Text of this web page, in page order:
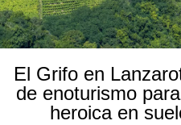
El Grifo en
de enoturismo
heroica en